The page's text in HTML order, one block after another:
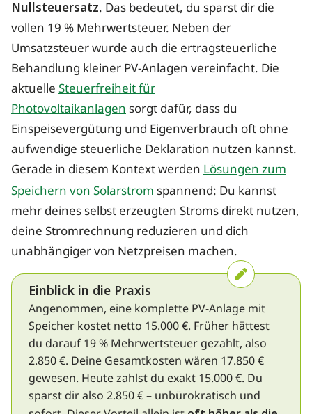
Nullsteuersatz. Das bedeutet, du sparst dir die
vollen 19 % Mehrwertsteuer. Neben der
Umsatzsteuer wurde auch die ertragsteuerliche
Behandlung kleiner PV-Anlagen vereinfacht. Die
aktuelleSteuerfreiheit für
Photovoltaikanlagensorgt dafür, dass du
Einspeisevergütung und Eigenverbrauch oft ohne
aufwendige steuerliche Deklaration nutzen kannst.
Gerade in diesem Kontext werdenLösungen zum
Speichern von Solarstromspannend: Du kannst
mehr deines selbst erzeugten Stroms direkt nutzen,
deine Stromrechnung reduzieren und dich
unabhängiger von Netzpreisen machen.
Einblick in die Praxis
Angenommen, eine komplette PV-Anlage mit
Speicher kostet netto 15.000 €. Früher hättest
du darauf 19 % Mehrwertsteuer gezahlt, also
2.850 €. Deine Gesamtkosten wären 17.850 €
gewesen. Heute zahlst du exakt 15.000 €. Du
sparst dir also 2.850 € – unbürokratisch und